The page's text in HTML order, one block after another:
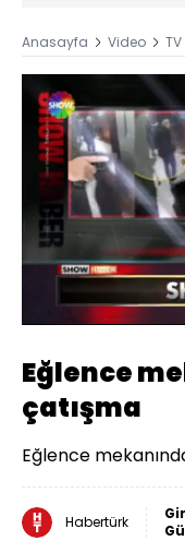
Anasayfa Video TV
Sesi
Aç
46.64%
Eğlence
çatışma
Eğlence
Habertürk